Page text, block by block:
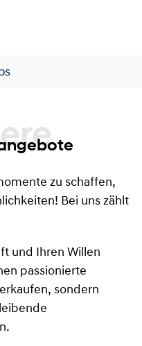
zu schaffen,
Bei uns zählt
und Ihren Willen
passionierte
sondern